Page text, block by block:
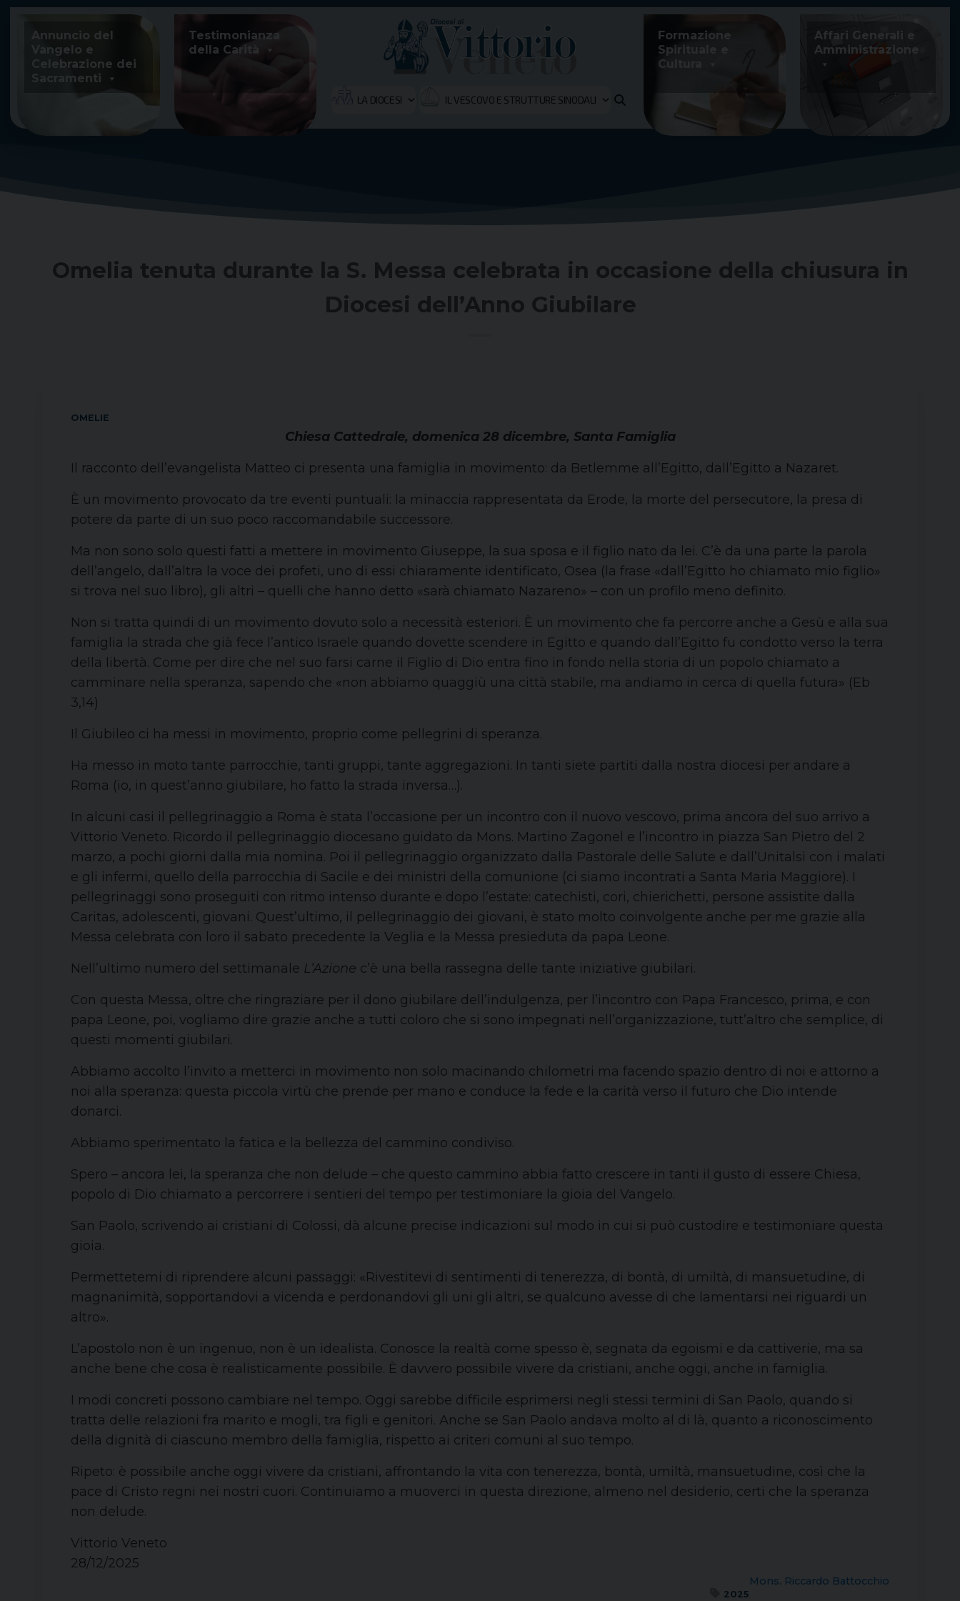
Skip
content
Annuncio del
Vangelo e
Celebrazione dei
Sacramenti
Testimonianza
della Carità
LA DIOCESI IL VESCOVO E STRUTTURE SINODALI
Formazione
Spirituale e
Cultura
Affari Generali e
Amministrazione
Omelia tenuta durante la S. Messa celebrata in occasione della chiusura in
Diocesi dell’Anno Giubilare
OMELIE
Chiesa Cattedrale, domenica 28 dicembre, Santa Famiglia
Il racconto dell’evangelista Matteo ci presenta una famiglia in movimento: da Betlemme all’Egitto, dall’Egitto a Nazaret.
È un movimento provocato da tre eventi puntuali: la minaccia rappresentata da Erode, la morte del persecutore, la presa di
potere da parte di un suo poco raccomandabile successore.
Ma non sono solo questi fatti a mettere in movimento Giuseppe, la sua sposa e il figlio nato da lei. C’è da una parte la parola
dell’angelo, dall’altra la voce dei profeti, uno di essi chiaramente identificato, Osea (la frase «dall’Egitto ho chiamato mio figlio»
si trova nel suo libro), gli altri – quelli che hanno detto «sarà chiamato Nazareno» – con un profilo meno definito.
Non si tratta quindi di un movimento dovuto solo a necessità esteriori. È un movimento che fa percorre anche a Gesù e alla sua
famiglia la strada che già fece l’antico Israele quando dovette scendere in Egitto e quando dall’Egitto fu condotto verso la terra
della libertà. Come per dire che nel suo farsi carne il Figlio di Dio entra fino in fondo nella storia di un popolo chiamato a
camminare nella speranza, sapendo che «non abbiamo quaggiù una città stabile, ma andiamo in cerca di quella futura» (Eb
3,14)
Il Giubileo ci ha messi in movimento, proprio come pellegrini di speranza.
Ha messo in moto tante parrocchie, tanti gruppi, tante aggregazioni. In tanti siete partiti dalla nostra diocesi per andare a
Roma (io, in quest’anno giubilare, ho fatto la strada inversa…).
In alcuni casi il pellegrinaggio a Roma è stata l’occasione per un incontro con il nuovo vescovo, prima ancora del suo arrivo a
Vittorio Veneto. Ricordo il pellegrinaggio diocesano guidato da Mons. Martino Zagonel e l’incontro in piazza San Pietro del 2
marzo, a pochi giorni dalla mia nomina. Poi il pellegrinaggio organizzato dalla Pastorale delle Salute e dall’Unitalsi con i malati
e gli infermi, quello della parrocchia di Sacile e dei ministri della comunione (ci siamo incontrati a Santa Maria Maggiore). I
pellegrinaggi sono proseguiti con ritmo intenso durante e dopo l’estate: catechisti, cori, chierichetti, persone assistite dalla
Caritas, adolescenti, giovani. Quest’ultimo, il pellegrinaggio dei giovani, è stato molto coinvolgente anche per me grazie alla
Messa celebrata con loro il sabato precedente la Veglia e la Messa presieduta da papa Leone.
Nell’ultimo numero del settimanale L’Azione c’è una bella rassegna delle tante iniziative giubilari.
Con questa Messa, oltre che ringraziare per il dono giubilare dell’indulgenza, per l’incontro con Papa Francesco, prima, e con
papa Leone, poi, vogliamo dire grazie anche a tutti coloro che si sono impegnati nell’organizzazione, tutt’altro che semplice, di
questi momenti giubilari.
Abbiamo accolto l’invito a metterci in movimento non solo macinando chilometri ma facendo spazio dentro di noi e attorno a
noi alla speranza: questa piccola virtù che prende per mano e conduce la fede e la carità verso il futuro che Dio intende
donarci.
Abbiamo sperimentato la fatica e la bellezza del cammino condiviso.
Spero – ancora lei, la speranza che non delude – che questo cammino abbia fatto crescere in tanti il gusto di essere Chiesa,
popolo di Dio chiamato a percorrere i sentieri del tempo per testimoniare la gioia del Vangelo.
San Paolo, scrivendo ai cristiani di Colossi, dà alcune precise indicazioni sul modo in cui si può custodire e testimoniare questa
gioia.
Permettetemi di riprendere alcuni passaggi: «Rivestitevi di sentimenti di tenerezza, di bontà, di umiltà, di mansuetudine, di
magnanimità, sopportandovi a vicenda e perdonandovi gli uni gli altri, se qualcuno avesse di che lamentarsi nei riguardi un
altro».
L’apostolo non è un ingenuo, non è un idealista. Conosce la realtà come spesso è, segnata da egoismi e da cattiverie, ma sa
anche bene che cosa è realisticamente possibile. È davvero possibile vivere da cristiani, anche oggi, anche in famiglia.
I modi concreti possono cambiare nel tempo. Oggi sarebbe difficile esprimersi negli stessi termini di San Paolo, quando si
tratta delle relazioni fra marito e mogli, tra figli e genitori. Anche se San Paolo andava molto al di là, quanto a riconoscimento
della dignità di ciascuno membro della famiglia, rispetto ai criteri comuni al suo tempo.
Ripeto: è possibile anche oggi vivere da cristiani, affrontando la vita con tenerezza, bontà, umiltà, mansuetudine, così che la
pace di Cristo regni nei nostri cuori. Continuiamo a muoverci in questa direzione, almeno nel desiderio, certi che la speranza
non delude.
Vittorio Veneto
28/12/2025
Mons. Riccardo Battocchio
2025